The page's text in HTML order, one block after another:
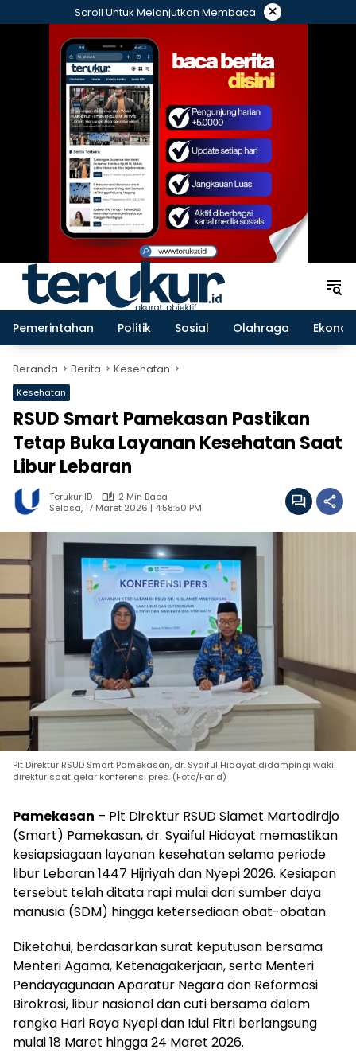
ke
Scroll Untuk Melanjutkan Membaca ×
Pemerintahan Politik Sosial Olahraga
Beranda Berita Kesehatan
Kesehatan
RSUD Smart Pamekasan Pastikan
Tetap Buka Layanan Kesehatan Saat
Libur Lebaran
Terukur ID
2 Min Baca
Selasa, 17 Maret 2026 | 4:58:50 PM
Plt Direktur RSUD Smart Pamekasan, dr. Syaiful Hidayat didampingi wakil
direktur saat gelar konferensi pres. (Foto/Farid)
Pamekasan – Plt Direktur RSUD Slamet Martodirdjo
(Smart) Pamekasan, dr. Syaiful Hidayat memastikan
kesiapsiagaan layanan kesehatan selama periode
libur Lebaran 1447 Hijriyah dan Nyepi 2026. Kesiapan
tersebut telah ditata rapi mulai dari sumber daya
manusia (SDM) hingga ketersediaan obat-obatan.
Diketahui, berdasarkan surat keputusan bersama
Menteri Agama, Ketenagakerjaan, serta Menteri
Pendayagunaan Aparatur Negara dan Reformasi
Birokrasi, libur nasional dan cuti bersama dalam
rangka Hari Raya Nyepi dan Idul Fitri berlangsung
mulai 18 Maret hingga 24 Maret 2026.